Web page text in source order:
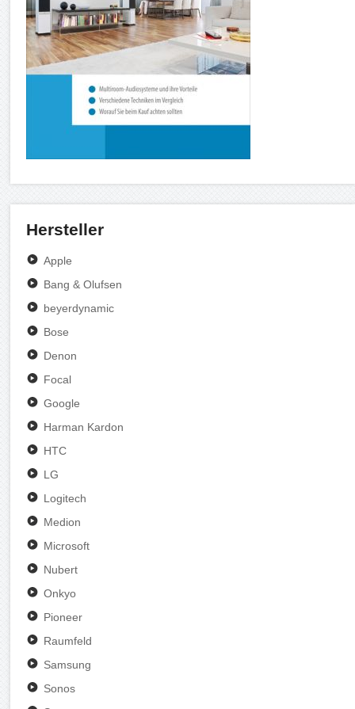
Hersteller
Apple
Bang & Olufsen
beyerdynamic
Bose
Denon
Focal
Google
Harman Kardon
HTC
LG
Logitech
Medion
Microsoft
Nubert
Onkyo
Pioneer
Raumfeld
Samsung
Sonos